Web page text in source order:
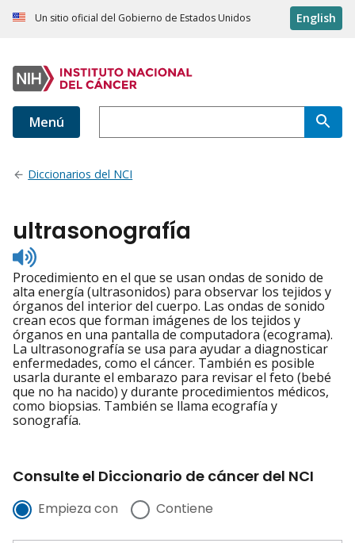
Un sitio oficial del Gobierno de Estados Unidos English
Menú
Diccionarios del NCI
ultrasonografía
Listen
to
pronunciation
Procedimiento en el que se usan ondas de sonido de
alta energía (ultrasonidos) para observar los tejidos y
órganos del interior del cuerpo. Las ondas de sonido
crean ecos que forman imágenes de los tejidos y
órganos en una pantalla de computadora (ecograma).
La ultrasonografía se usa para ayudar a diagnosticar
enfermedades, como el cáncer. También es posible
usarla durante el embarazo para revisar el feto (bebé
que no ha nacido) y durante procedimientos médicos,
como biopsias. También se llama ecografía y
sonografía.
Consulte el Diccionario de cáncer del NCI
Empieza con Contiene